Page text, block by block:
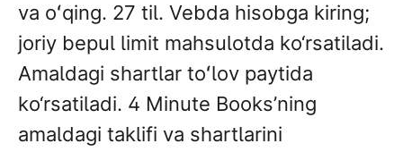
va oʻqing. 27 til. Vebda hisobga kiring;
joriy bepul limit mahsulotda ko‘rsatiladi.
Amaldagi shartlar toʻlov paytida
ko‘rsatiladi. 4 Minute Books’ning
amaldagi taklifi va shartlarini